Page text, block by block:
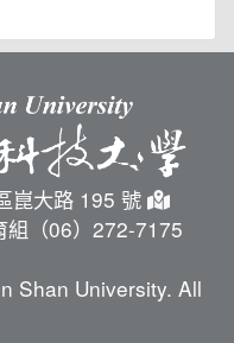
崑大路 195 號
組（06）272-7175
Shan University. All